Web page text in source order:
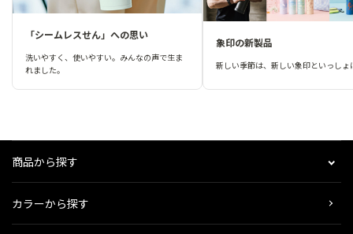
「シームレスせん」への思い
洗いやすく、使いやすい。みんなの声で生ま
れました。
象印の新製品
新しい季節は、新しい象印といっしょ
商品から探す
カラーから探す